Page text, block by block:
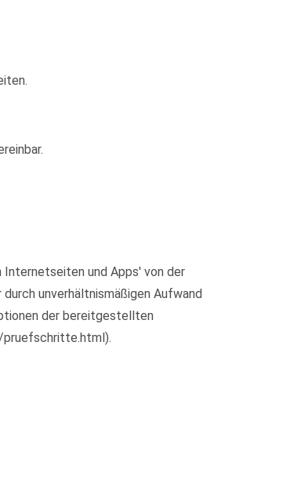
Internetseiten und Apps' von der
unverhältnismäßigen Aufwand
der bereitgestellten